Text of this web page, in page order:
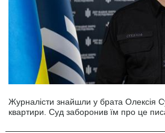
Журналісти знайшли у брата Олексія
квартири. Суд заборонив їм про це